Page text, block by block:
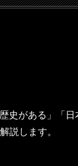
史がある」「日
説します。